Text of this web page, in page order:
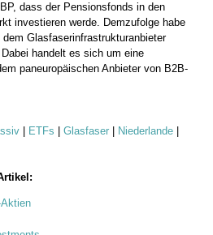
dass der Pensionsfonds in den
investieren werde. Demzufolge habe
Glasfaserinfrastrukturanbieter
handelt es sich um eine
paneuropäischen Anbieter von B2B-
| ETFs | Glasfaser | Niederlande |